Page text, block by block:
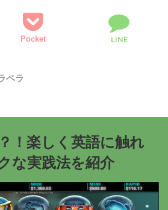
Pocket LINE
ペラ
！楽しく英語に触れ
な実践法を紹介